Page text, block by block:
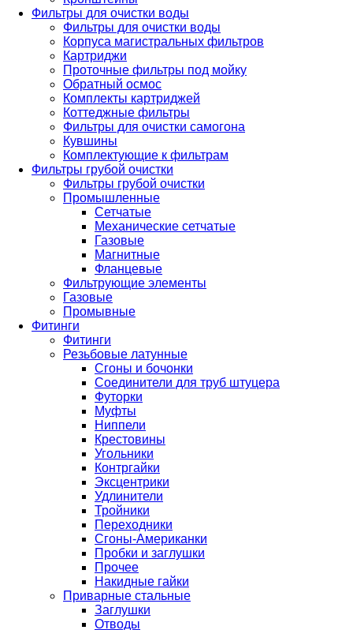
Фильтры для очистки воды
Фильтры для очистки воды
Корпуса магистральных фильтров
Картриджи
Проточные фильтры под мойку
Обратный осмос
Комплекты картриджей
Коттеджные фильтры
Фильтры для очистки самогона
Кувшины
Комплектующие к фильтрам
Фильтры грубой очистки
Фильтры грубой очистки
Промышленные
Сетчатые
Механические сетчатые
Газовые
Магнитные
Фланцевые
Фильтрующие элементы
Газовые
Промывные
Фитинги
Фитинги
Резьбовые латунные
Сгоны и бочонки
Соединители для труб штуцера
Футорки
Муфты
Ниппели
Крестовины
Угольники
Контргайки
Эксцентрики
Удлинители
Тройники
Переходники
Сгоны-Американки
Пробки и заглушки
Прочее
Накидные гайки
Приварные стальные
Заглушки
Отводы